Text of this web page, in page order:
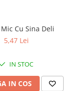
Cu Sina Deli
5,47 Lei
IN STOC
IN COS